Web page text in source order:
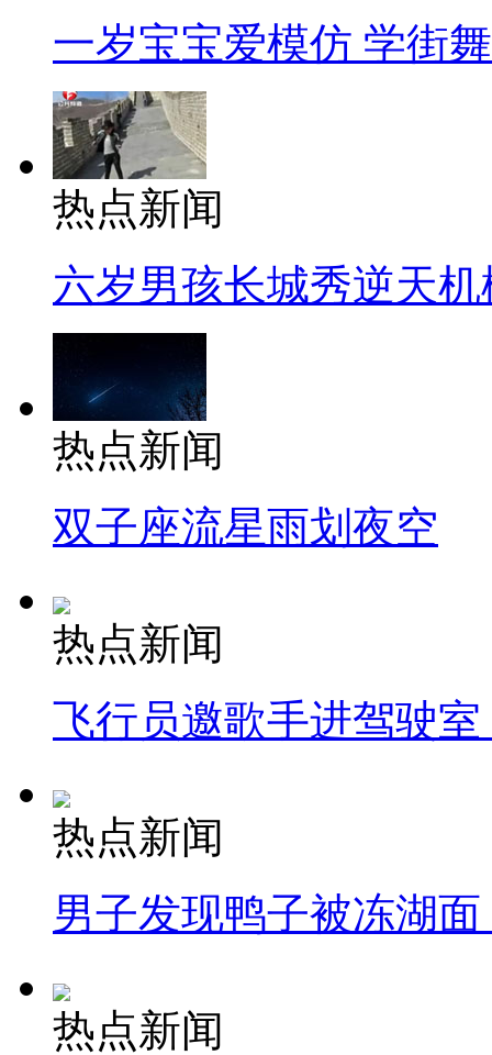
一岁宝宝爱模仿 学街
热点新闻
六岁男孩长城秀逆天机
热点新闻
双子座流星雨划夜空
热点新闻
飞行员邀歌手进驾驶
热点新闻
男子发现鸭子被冻湖
热点新闻